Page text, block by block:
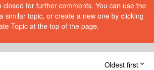
closed for further comments. You can use the
similar topic, or create a new one by clicking
Topic at the top of the page.
Oldest first